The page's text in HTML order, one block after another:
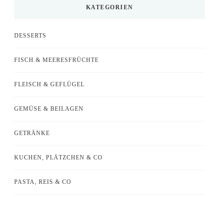
KATEGORIEN
DESSERTS
FISCH & MEERESFRÜCHTE
FLEISCH & GEFLÜGEL
GEMÜSE & BEILAGEN
GETRÄNKE
KUCHEN, PLÄTZCHEN & CO
PASTA, REIS & CO